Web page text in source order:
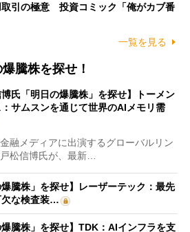
引の極意 投資コミック「俺がカブ番
一覧を見る
騰株を探せ！
博氏「明日の爆騰株」を探せ】トーメン
サムスンを通じて世界のAIメモリ需
融メディアに出演するグローバルリン
松信博氏が、最新…
爆騰株」を探せ】レーザーテック：最先
欠な検査装…
爆騰株」を探せ】TDK：AIインフラを支